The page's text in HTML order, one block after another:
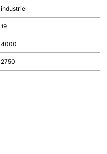
industriel
19
4000
2750